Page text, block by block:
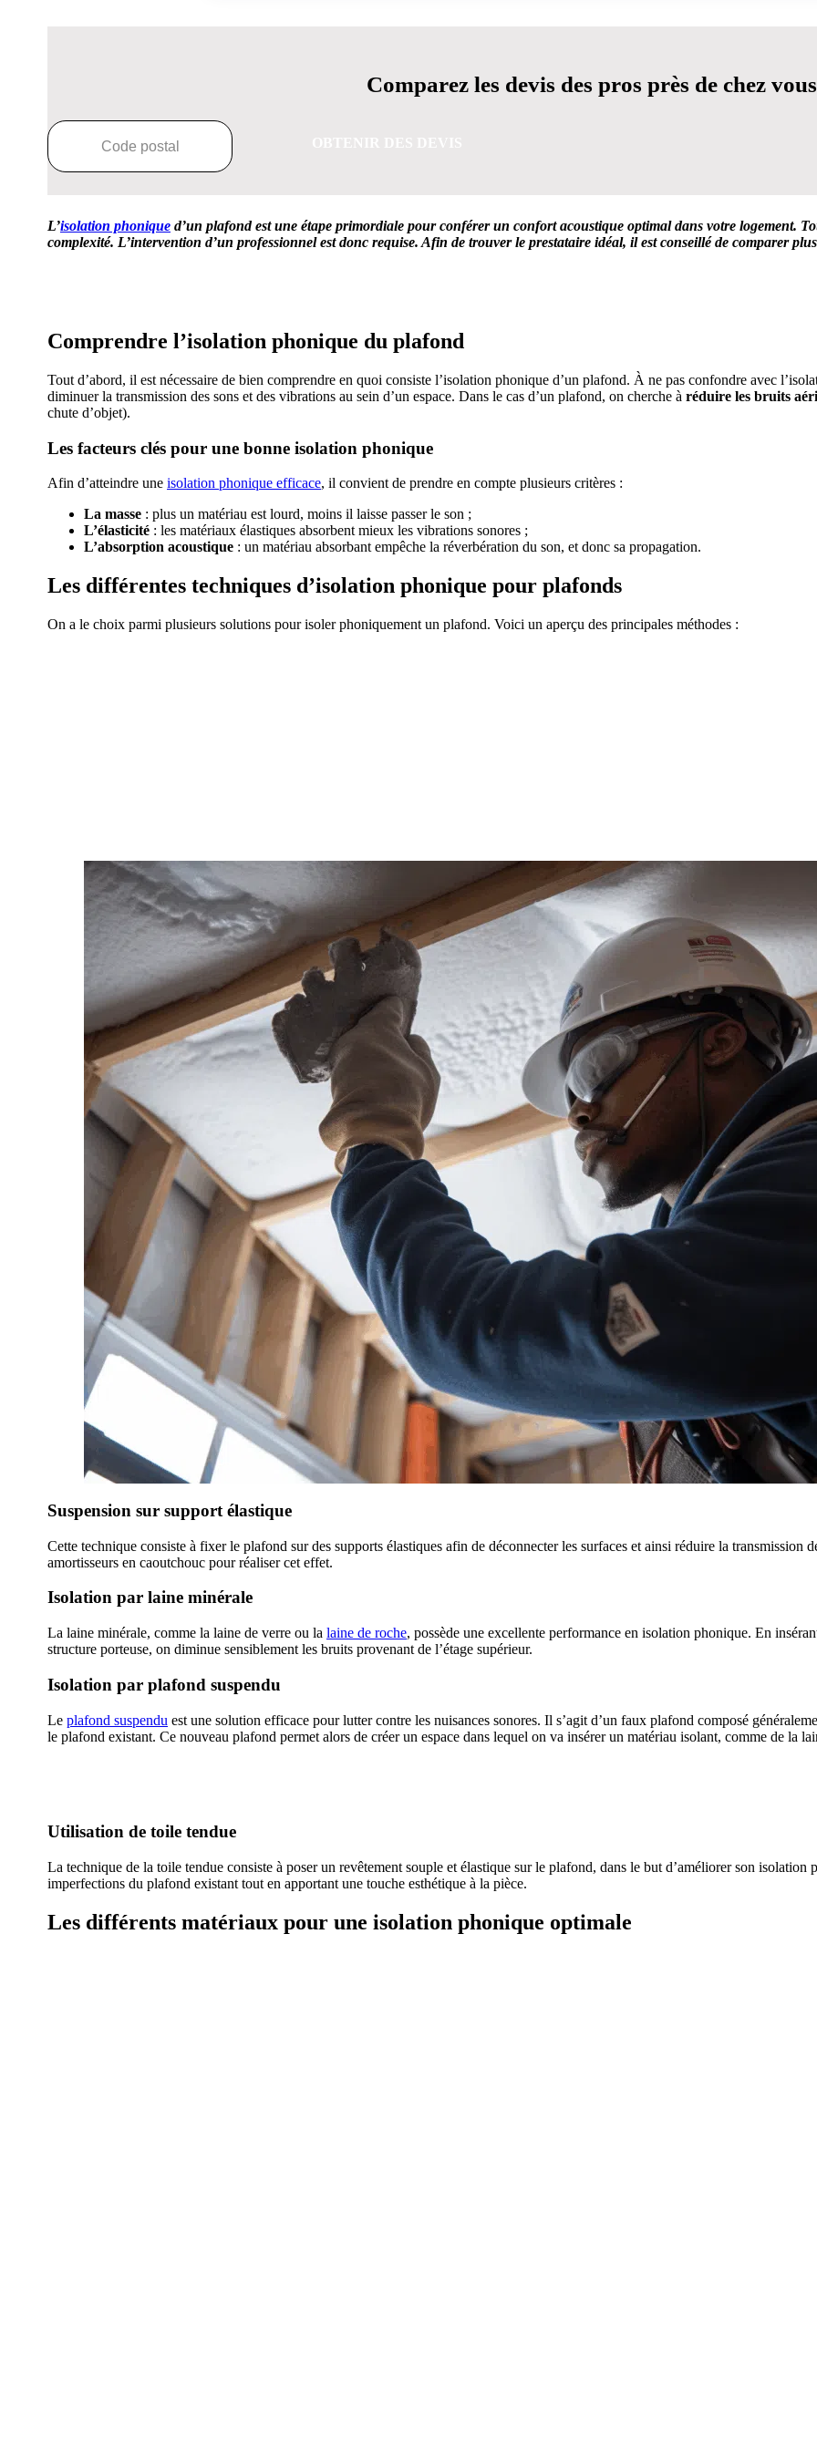
Comparez les devis des pros près de chez
L’isolation phonique d’un plafond est une étape primordiale pour conférer un confort acoustique optimal dans votre logement.
complexité. L’intervention d’un professionnel est donc requise. Afin de trouver le prestataire idéal, il est conseillé de comparer
Comprendre l’isolation phonique du plafond
Tout d’abord, il est nécessaire de bien comprendre en quoi consiste l’isolation phonique d’un plafond. À ne pas confondre avec
diminuer la transmission des sons et des vibrations au sein d’un espace. Dans le cas d’un plafond, on cherche à réduire les bruits
chute d’objet).
Les facteurs clés pour une bonne isolation phonique
Afin d’atteindre une isolation phonique efficace, il convient de prendre en compte plusieurs critères :
La masse : plus un matériau est lourd, moins il laisse passer le son ;
L’élasticité : les matériaux élastiques absorbent mieux les vibrations sonores ;
L’absorption acoustique : un matériau absorbant empêche la réverbération du son, et donc sa propagation.
Les différentes techniques d’isolation phonique pour plafonds
On a le choix parmi plusieurs solutions pour isoler phoniquement un plafond. Voici un aperçu des principales méthodes :
Suspension sur support élastique
Cette technique consiste à fixer le plafond sur des supports élastiques afin de déconnecter les surfaces et ainsi réduire la transmission
amortisseurs en caoutchouc pour réaliser cet effet.
Isolation par laine minérale
La laine minérale, comme la laine de verre ou la laine de roche, possède une excellente performance en isolation phonique. En
structure porteuse, on diminue sensiblement les bruits provenant de l’étage supérieur.
Isolation par plafond suspendu
Le plafond suspendu est une solution efficace pour lutter contre les nuisances sonores. Il s’agit d’un faux plafond composé
le plafond existant. Ce nouveau plafond permet alors de créer un espace dans lequel on va insérer un matériau isolant, comme de la
Utilisation de toile tendue
La technique de la toile tendue consiste à poser un revêtement souple et élastique sur le plafond, dans le but d’améliorer son isolation
imperfections du plafond existant tout en apportant une touche esthétique à la pièce.
Les différents matériaux pour une isolation phonique optimale